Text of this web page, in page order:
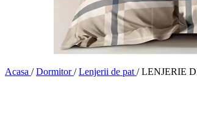
Acasa / Dormitor/ Lenjerii de pat / LENJERIE